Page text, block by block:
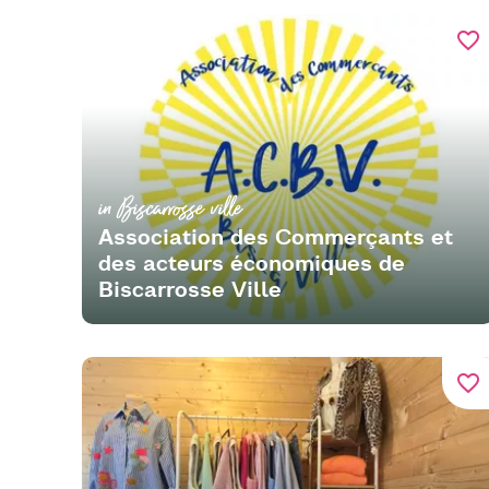
favorite_border
in Biscarrosse ville
Association des Commerçants et
des acteurs économiques de
Biscarrosse Ville
favorite_border